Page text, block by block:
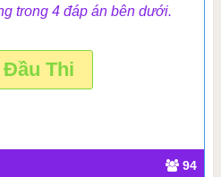
94
trong 4 đáp án bên dưới.